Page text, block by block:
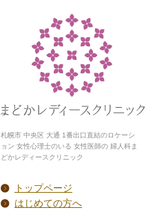
札幌市 中央区 大通 1番出口直結のロケーシ
ョン 女性心理士のいる 女性医師の 婦人科ま
どかレディースクリニック
トップページ
はじめての方へ